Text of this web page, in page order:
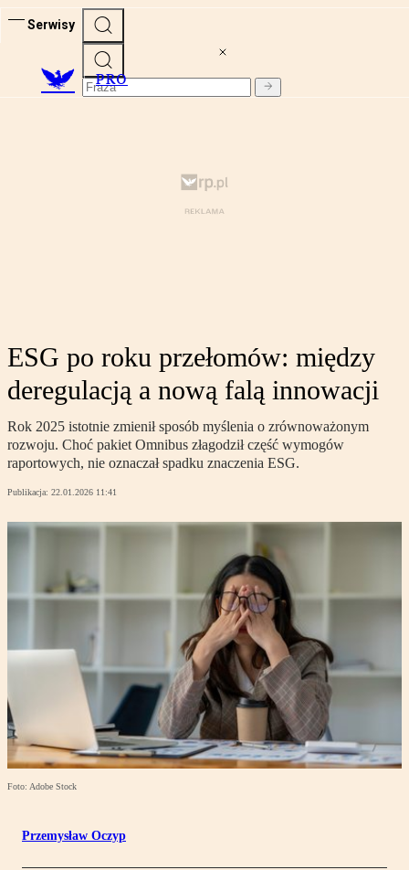
Serwisy
PRO
ESG po roku przełomów: między
deregulacją a nową falą innowacji
Rok 2025 istotnie zmienił sposób myślenia o zrównoważonym
rozwoju. Choć pakiet Omnibus złagodził część wymogów
raportowych, nie oznaczał spadku znaczenia ESG.
Publikacja: 22.01.2026 11:41
Foto: Adobe Stock
Przemysław Oczyp